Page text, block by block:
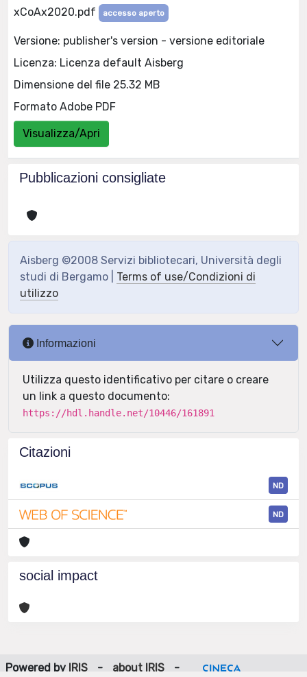
xCoAx2020.pdf accesso aperto
Versione: publisher's version - versione editoriale
Licenza: Licenza default Aisberg
Dimensione del file 25.32 MB
Formato Adobe PDF
Visualizza/Apri
Pubblicazioni consigliate
Aisberg ©2008 Servizi bibliotecari, Università degli
studi di Bergamo | Terms of use/Condizioni di
utilizzo
Informazioni
Utilizza questo identificativo per citare o creare
un link a questo documento:
https://hdl.handle.net/10446/161891
Citazioni
ND
ND
social impact
Powered by IRIS - about IRIS -